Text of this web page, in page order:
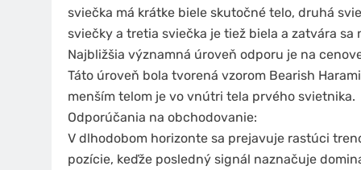
sviečka má krátke biele skutočné telo, druhá
sviečky a tretia sviečka je tiež biela a zatvára sa
Najbližšia významná úroveň odporu je na
Táto úroveň bola tvorená vzorom Bearish
menším telom je vo vnútri tela prvého svietnika.
Odporúčania na obchodovanie:
V dlhodobom horizonte sa prejavuje rastúci
pozície, keďže posledný signál naznačuje